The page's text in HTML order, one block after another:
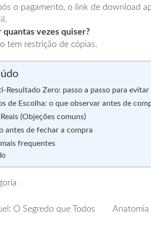
o pagamento, o link de download
quantas vezes quiser?
tem restrição de cópias.
Zero: passo a passo para
de Escolha: o que observar antes de
(Objeções comuns)
antes de fechar a compra
frequentes
O Segredo que Todos
Anatomia